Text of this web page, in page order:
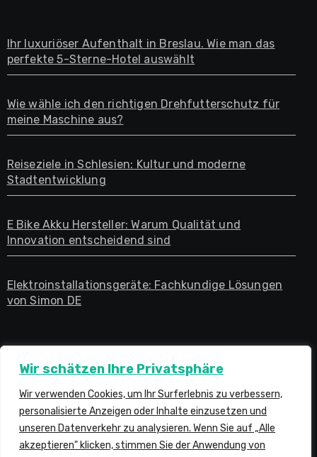
Wir schätzen Ihre Privatsphäre
Wir verwenden Cookies, um Ihr Surferlebnis zu verbessern,
personalisierte Anzeigen oder Inhalte einzusetzen und
unseren Datenverkehr zu analysieren. Wenn Sie auf „Alle
akzeptieren" klicken, stimmen Sie der Anwendung von
Ihr luxuriöser Aufenthalt in Breslau. Wie man das
perfekte 5-Sterne-Hotel auswählt
Wie wähle ich den richtigen Drehfutterschutz für
meine Maschine aus?
Reiseziele in Schlesien: Kultur und moderne
Stadtentwicklung
E Bike Akku Hersteller: Warum Qualität und
Innovation entscheidend sind
Elektroinstallationsgeräte: Fachkundige Lösungen
von Simon DE
owlaktuell.de